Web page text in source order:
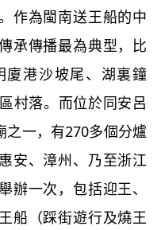
作為閩南送王船的中
承傳播最為典型，比
廈港沙坡尾、湖裏鐘
村落。而位於同安呂
之一，有270多個分爐
安、漳州、乃至浙江
辦一次，包括迎王、
船（踩街遊行及燒王